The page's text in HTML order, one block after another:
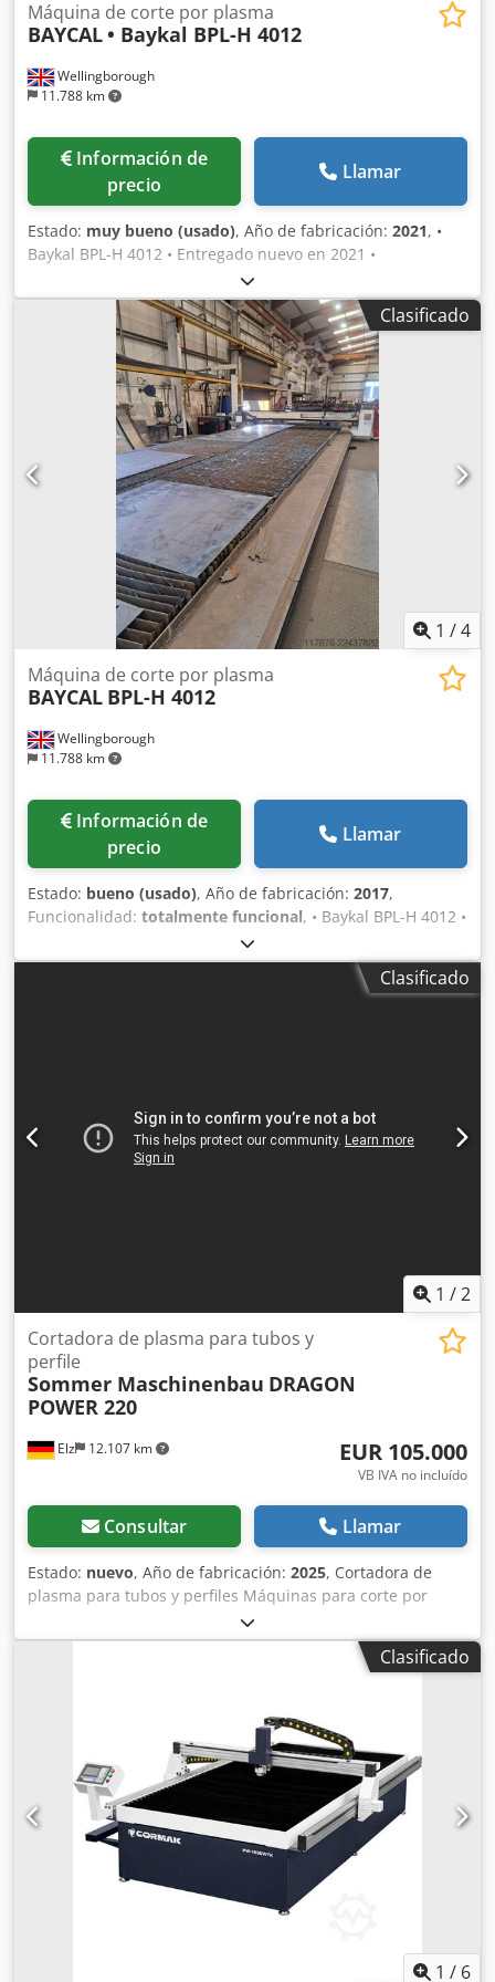
Wellingborough
11.788 km
Máquina de corte por plasma
BAYCAL • Baykal BPL-H 4012
Información de
precio
Llamar
Estado: muy bueno (usado), Año de fabricación: 2021, •
Baykal BPL-H 4012 • Entregado nuevo en 2021 •
Hypertherm XPR300 AutoGas • EDGE Connect CNC • Doble
cabezal de plasma Cjdpozp D T Djfx Abljha • Horas de arco
de soldadura: 3480 y 5448 • Mesa de 4 m x 10 mClasificado
1 /4
Wellingborough
11.788 km
Máquina de corte por plasma
BAYCAL BPL-H 4012
Información de
precio
Llamar
Estado: bueno (usado), Año de fabricación: 2017,
Funcionalidad: totalmente funcional, • Baykal BPL-H 4012 •
Entregado nuevo en 2017 Codpfxszp D S Tj Ablsha •
Hypertherm XPR300 AutoGas • EDGE Connect CNC • Dos
cabezales de plasma • Horas de funcionamiento del arco:
Clasificado
1 /2
Elz 12.107 km
Cortadora de plasma para tubos y
perfile
Sommer Maschinenbau DRAGON
POWER 220
EUR 105.000
VB IVA no incluído
Consultar Llamar
Estado: nuevo, Año de fabricación: 2025, Cortadora de
plasma para tubos y perfiles Máquinas para corte por
plasma de tubos y perfiles. El contorno de corte se define y
crea mediante el software CAM. El código CNC creado se
transfiere a la máquina a través de USB o red. El programa
de 12 ". Después de insertar manualmente la pieza de
trabajo, se inicia el proceso de corte automático. - Longitud
de la tubería: máx.6000 mm - para tubos redondos hasta
máx. DE = 220 mm - para tubos cuadrados de hasta 152,4 x
152,4 mm (6 "x 6") - peso máximo de la tubería 250 KG -
Mandril de 4 mordazas - Posibilidad de carga lateral,
asegurada por una cortina de luz - Proceso de corte
totalmente automático. - Control de PC industrial con
pantalla táctil de 12 " - Importación de datos a través de
USB y LAN - Máquina de consumo de energía: 400V 3P 2KW
en Alemania Las imágenes muestran una máquina más
Clasificado
1 / 6